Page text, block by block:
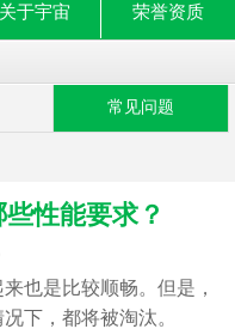
关于宇宙 荣誉资质
常见问题
性能要求？
也是比较顺畅。但是，
下，都将被淘汰。